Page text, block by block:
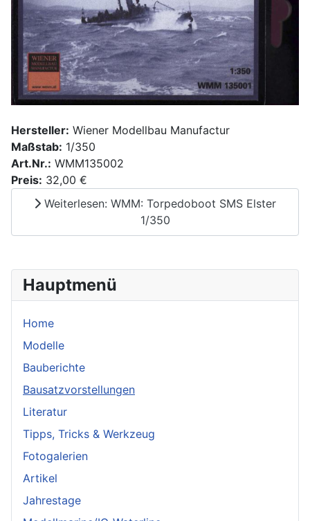
Hauptmenü
Home
Modelle
Bauberichte
Bausatzvorstellungen
Literatur
Tipps, Tricks & Werkzeug
Fotogalerien
Artikel
Jahrestage
Hersteller: Wiener Modellbau Manufactur
Maßstab: 1/350
Art.Nr.: WMM135002
Preis: 32,00 €
Weiterlesen: WMM: Torpedoboot SMS Elster
1/350